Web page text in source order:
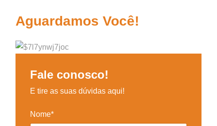
Aguardamos Você!
Fale conosco!
E tire as suas dúvidas aqui!
Nome*